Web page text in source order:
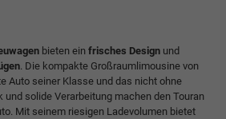
bieten ein frisches Design und
. Die kompakte Großraumlimousine von
Auto seiner Klasse und das nicht ohne
und solide Verarbeitung machen den Touran
Mit seinem riesigen Ladevolumen bietet